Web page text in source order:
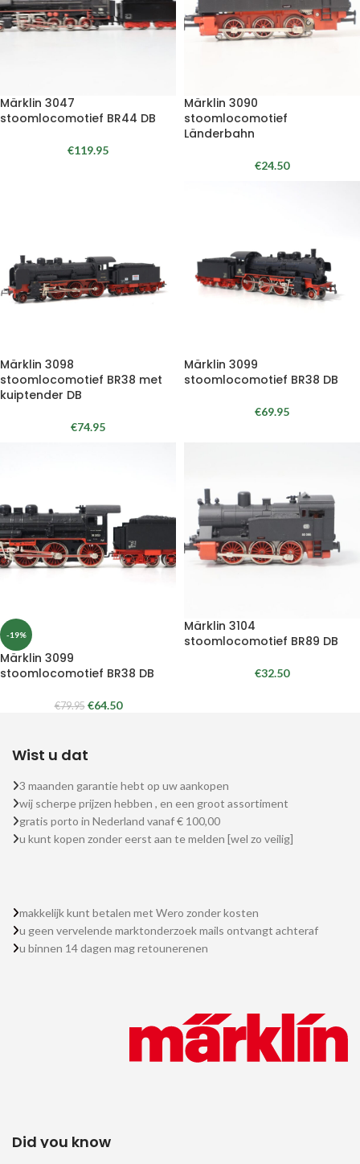
Märklin 3047
stoomlocomotief BR44 DB
€119.95
Märklin 3090
stoomlocomotief
Länderbahn
€24.50
Märklin 3098
stoomlocomotief BR38 met
kuiptender DB
€74.95
Märklin 3099
stoomlocomotief BR38 DB
€69.95
-19%
Märklin 3099
stoomlocomotief BR38 DB
€79.95 €64.50
Märklin 3104
stoomlocomotief BR89 DB
€32.50
Wist u dat
3 maanden garantie hebt op uw aankopen
wij scherpe prijzen hebben , en een groot assortiment
gratis porto in Nederland vanaf € 100,00
u kunt kopen zonder eerst aan te melden [wel zo veilig]
makkelijk kunt betalen met Wero zonder kosten
u geen vervelende marktonderzoek mails ontvangt achteraf
u binnen 14 dagen mag retounerenen
Did you know